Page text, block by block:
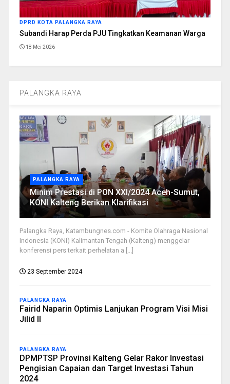
DPRD KOTA PALANGKA RAYA
Subandi Harap Perda PJU Tingkatkan Keamanan Warga
18 Mei 2026
PALANGKA RAYA
PALANGKA RAYA
Minim Prestasi di PON XXI/2024 Aceh-Sumut,
KONI Kalteng Berikan Klarifikasi
Palangka Raya, Katambungnes.com - Komite Olahraga Nasional
Indonesia (KONI) Kalimantan Tengah (Kalteng) menggelar
konferensi pers terkait perhelatan a [...]
23 September 2024
PALANGKA RAYA
Fairid Naparin Optimis Lanjukan Program Visi Misi
Jilid II
PALANGKA RAYA
DPMPTSP Provinsi Kalteng Gelar Rakor Investasi
Pengisian Capaian dan Target Investasi Tahun
2024